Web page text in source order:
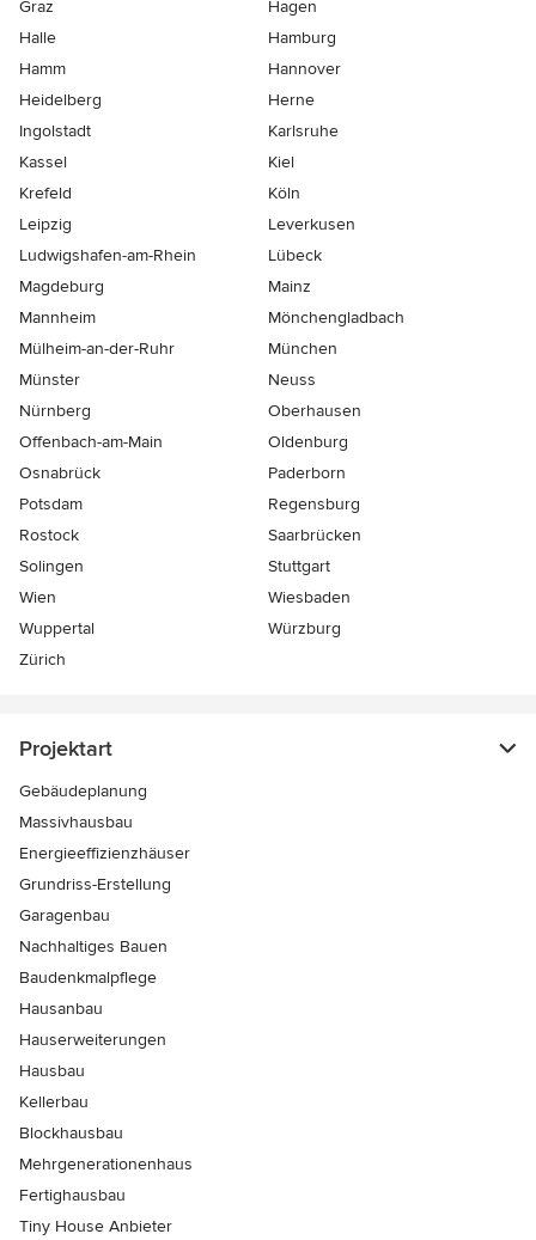
Graz
Hagen
Halle
Hamburg
Hamm
Hannover
Heidelberg
Herne
Ingolstadt
Karlsruhe
Kassel
Kiel
Krefeld
Köln
Leipzig
Leverkusen
Ludwigshafen-am-Rhein
Lübeck
Magdeburg
Mainz
Mannheim
Mönchen­gladbach
Mülheim-an-der-Ruhr
München
Münster
Neuss
Nürnberg
Oberhausen
Offenbach-am-Main
Oldenburg
Osnabrück
Paderborn
Potsdam
Regensburg
Rostock
Saarbrücken
Solingen
Stuttgart
Wien
Wiesbaden
Wuppertal
Würzburg
Zürich
Projektart
Gebäudeplanung
Massivhausbau
Energieeffizienzhäuser
Grundriss-Erstellung
Garagenbau
Nachhaltiges Bauen
Baudenkmalpflege
Hausanbau
Hauserweiterungen
Hausbau
Kellerbau
Blockhausbau
Mehrgenerationenhaus
Fertighausbau
Tiny House Anbieter